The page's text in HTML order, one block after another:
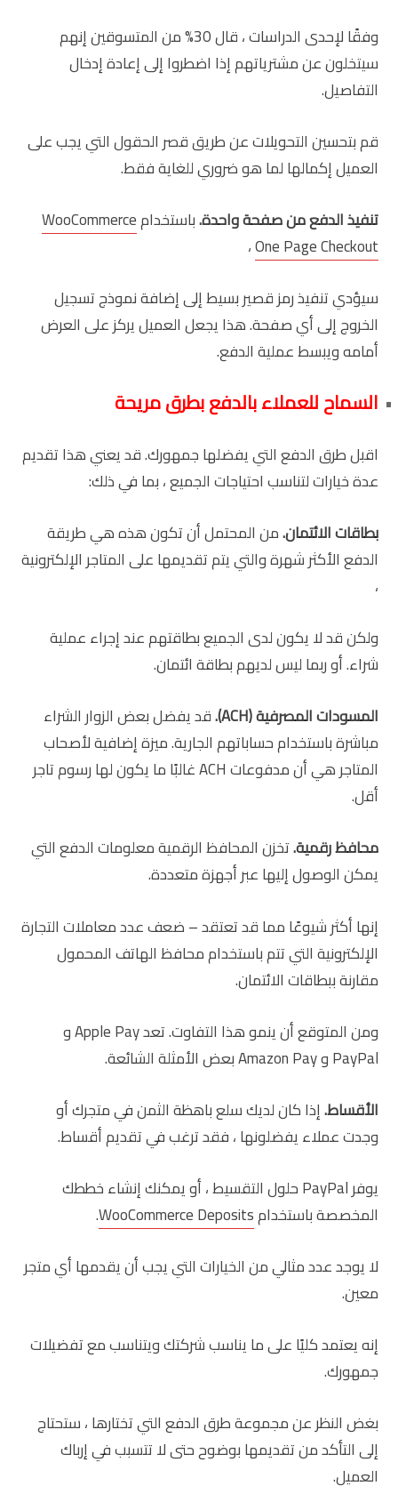
وفقًا لإحدى الدراسات ، قال 30% من المتسوقين إنهم
سيتخلون عن مشترياتهم إذا اضطروا إلى إعادة إدخال
التفاصيل.
قم بتحسين التحويلات عن طريق قصر الحقول التي يجب على
العميل إكمالها لما هو ضروري للغاية فقط.
تنفيذ الدفع من صفحة واحدة.باستخدامWooCommerce
One Page Checkout،
سيؤدي تنفيذ رمز قصير بسيط إلى إضافة نموذج تسجيل
الخروج إلى أي صفحة. هذا يجعل العميل يركز على العرض
أمامه ويبسط عملية الدفع.
السماح للعملاء بالدفع بطرق مريحة
اقبل طرق الدفع التي يفضلها جمهورك. قد يعني هذا تقديم
عدة خيارات لتناسب احتياجات الجميع ، بما في ذلك:
بطاقات الائتمان.من المحتمل أن تكون هذه هي طريقة
الدفع الأكثر شهرة والتي يتم تقديمها على المتاجر الإلكترونية
،
ولكن قد لا يكون لدى الجميع بطاقتهم عند إجراء عملية
شراء. أو ربما ليس لديهم بطاقة ائتمان.
المسودات المصرفية (ACH
).قد يفضل بعض الزوار الشراء
مباشرة باستخدام حساباتهم الجارية. ميزة إضافية لأصحاب
المتاجر هي أن مدفوعات ACH غالبًا ما يكون لها رسوم تاجر
أقل.
محافظ رقمية.تخزن المحافظ الرقمية معلومات الدفع التي
يمكن الوصول إليها عبر أجهزة متعددة.
إنها أكثر شيوعًا مما قد تعتقد – ضعف عدد معاملات التجارة
الإلكترونية التي تتم باستخدام محافظ الهاتف المحمول
مقارنة ببطاقات الائتمان.
ومن المتوقع أن ينمو هذا التفاوت. تعد Apple Pay و
PayPal و Amazon Pay بعض الأمثلة الشائعة.
الأقساط.إذا كان لديك سلع باهظة الثمن في متجرك أو
وجدت عملاء يفضلونها ، فقد ترغب في تقديم أقساط.
يوفر PayPal حلول التقسيط ، أو يمكنك إنشاء خططك
المخصصة باستخدامWooCommerce Deposits
.
لا يوجد عدد مثالي من الخيارات التي يجب أن يقدمها أي متجر
معين.
إنه يعتمد كليًا على ما يناسب شركتك ويتناسب مع تفضيلات
جمهورك.
بغض النظر عن مجموعة طرق الدفع التي تختارها ، ستحتاج
إلى التأكد من تقديمها بوضوح حتى لا تتسبب في إرباك
العميل.